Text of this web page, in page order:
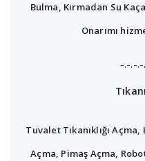
Bulma, Kırmadan Su
Onarımı
-.-.-
Tuvalet Tıkanıklığı
Açma, Pimaş Açma,